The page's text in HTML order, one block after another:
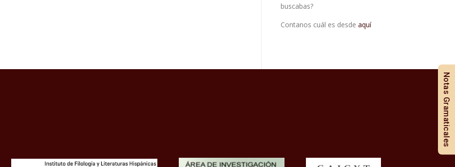
buscabas?
Contanos cuál es desde aquí
Notas Gramaticales